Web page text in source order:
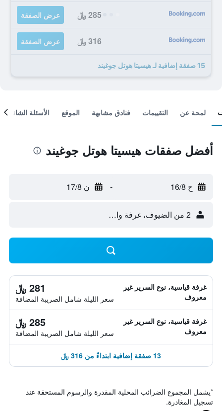
285 ﷼ عرض الصفقة
316 ﷼ عرض الصفقة
15 صفقة إضافية لـ هيسيتا هوتل جوغيند
لمحة عن التقييمات فنادق مشابهة الموقع الأسئلة الشائعة
أفضل صفقات هيسيتا هوتل جوغيند
ح 16/8 - ن 17/8
2 من الضيوف، غرفة واحدة
غرفة قياسية، نوع السرير غير
معروف
281 ﷼
سعر الليلة شامل الصريبة المضافة
غرفة قياسية، نوع السرير غير
معروف
285 ﷼
سعر الليلة شامل الصريبة المضافة
13 صفقة إضافية ابتداءً من 316 ﷼
*يشمل المجموع الضرائب المحلية المقدرة والرسوم المستحقة عند
تسجيل المغادرة.